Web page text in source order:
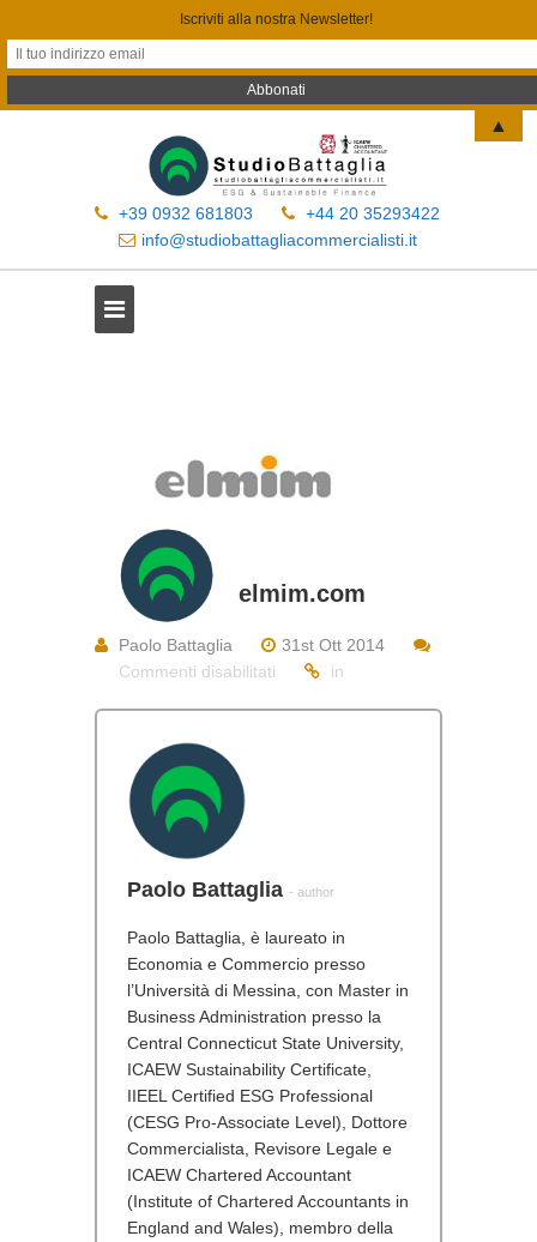
+39 0932 681803
+44 20 35293422
info@studiobattagliacommercialisti.it
elmim.com
Paolo Battaglia
31st Ott 2014
Commenti disabilitati
in
Paolo Battaglia - author
Paolo Battaglia, è laureato in
Economia e Commercio presso
l’Università di Messina, con Master in
Business Administration presso la
Central Connecticut State University,
ICAEW Sustainability Certificate,
IIEEL Certified ESG Professional
(CESG Pro-Associate Level), Dottore
Commercialista, Revisore Legale e
ICAEW Chartered Accountant
(Institute of Chartered Accountants in
England and Wales), membro della
Iscriviti alla nostra Newsletter!
▲